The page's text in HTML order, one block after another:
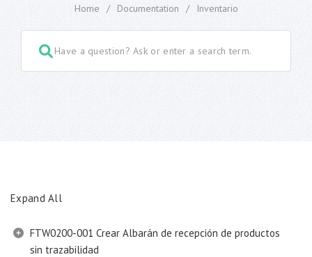
Home / Documentation / Inventario
Expand All
FTW0200-001 Crear Albarán de recepción de productos
sin trazabilidad